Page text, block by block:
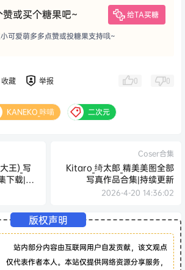
或买个糖果吧~ 给TA买糖
可爱萌多多点赞或投糖果支持哦~
收藏 举报 0 0
KANEKO_咔喵 二次元
王)_写
下载|持
Coser合集
Kitaro_绮太郎_精美美图全部
写真作品合集|持续更新
2026-4-20 14:36:02
版权声明
站内部分内容由互联网用户自发贡献，该文观点
仅代表作者本人。本站仅提供网络资源分享服务，